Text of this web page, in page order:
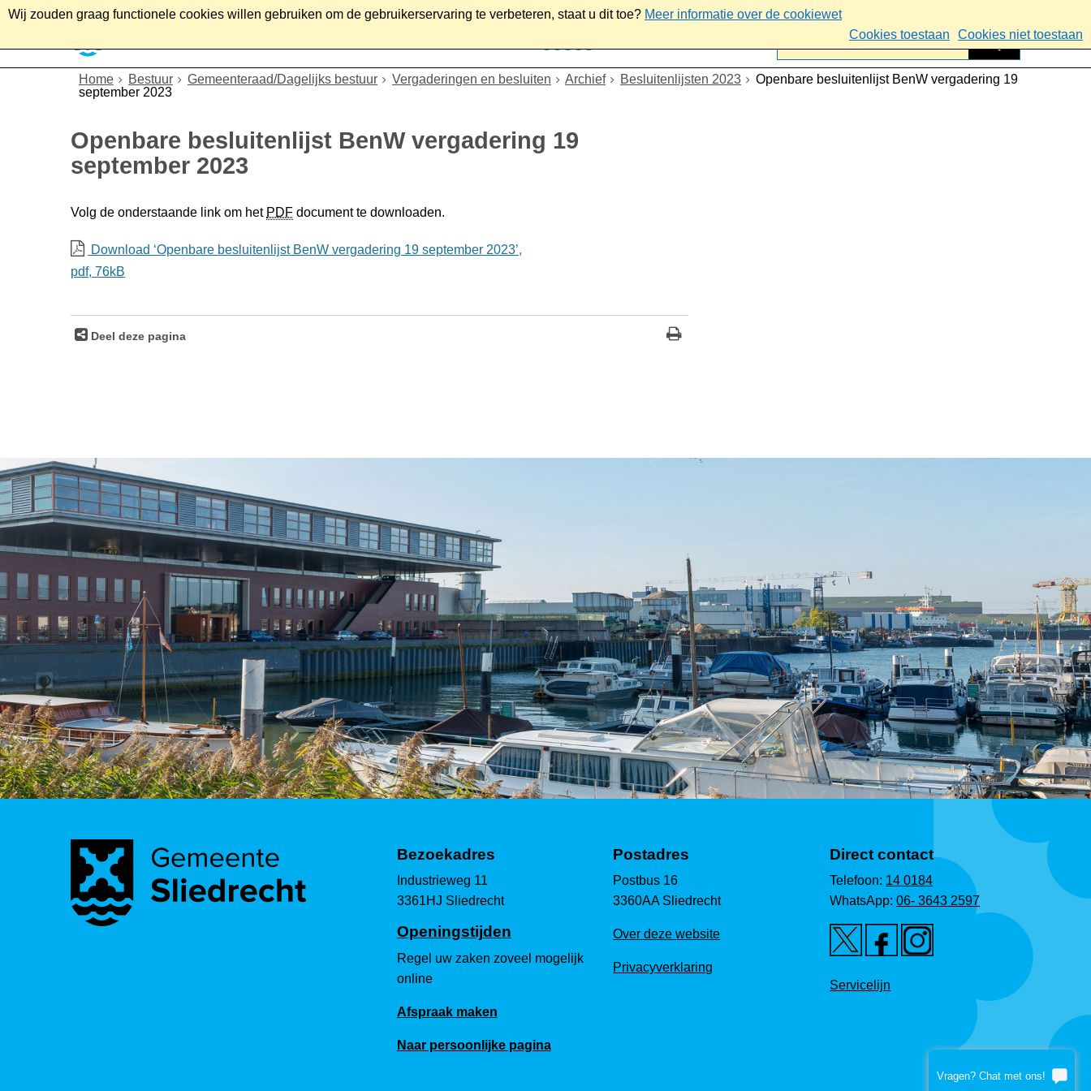
Wij zouden graag functionele cookies willen gebruiken om de gebruikerservaring te verbeteren, staat u dit toe? Meer informatie over de cookiewet
Cookies toestaan
Cookies niet toestaan
Home Bestuur Gemeenteraad/Dagelijks bestuur Vergaderingen en besluiten Archief Besluitenlijsten 2023
Openbare besluitenlijst BenW vergadering 19
september 2023
Openbare besluitenlijst BenW vergadering 19
september 2023
Volg de onderstaande link om het PDF document te downloaden.
Download ‘Openbare besluitenlijst BenW vergadering 19 september 2023’,
pdf, 76kB
Deel deze pagina
Bezoekadres
Industrieweg 11
3361HJ Sliedrecht
Openingstijden
Regel uw zaken zoveel mogelijk
online
Afspraak maken
Naar persoonlijke pagina
Postadres
Postbus 16
3360AA Sliedrecht
Over deze website
Privacyverklaring
Direct contact
Telefoon: 14 0184
WhatsApp:06- 3643 2597
Servicelijn